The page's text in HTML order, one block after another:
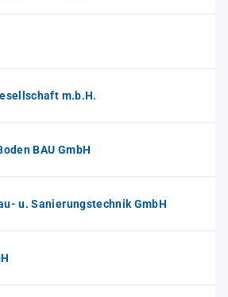
m.b.H.
BAU GmbH
u. Sanierungstechnik GmbH